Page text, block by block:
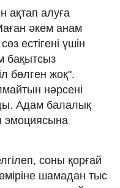
ақтап алуға
әкем анам
естігені үшін
бақытсыз
бөлген жоқ".
нәрсені
Адам балалық
эмоциясына
соны қорғай
шамадан тыс